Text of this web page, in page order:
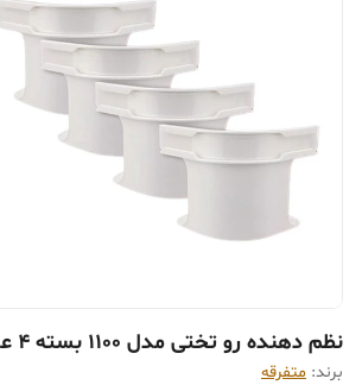
نظم دهنده رو تختی مدل 1100 بسته 4 عددی
برند: متفرقه